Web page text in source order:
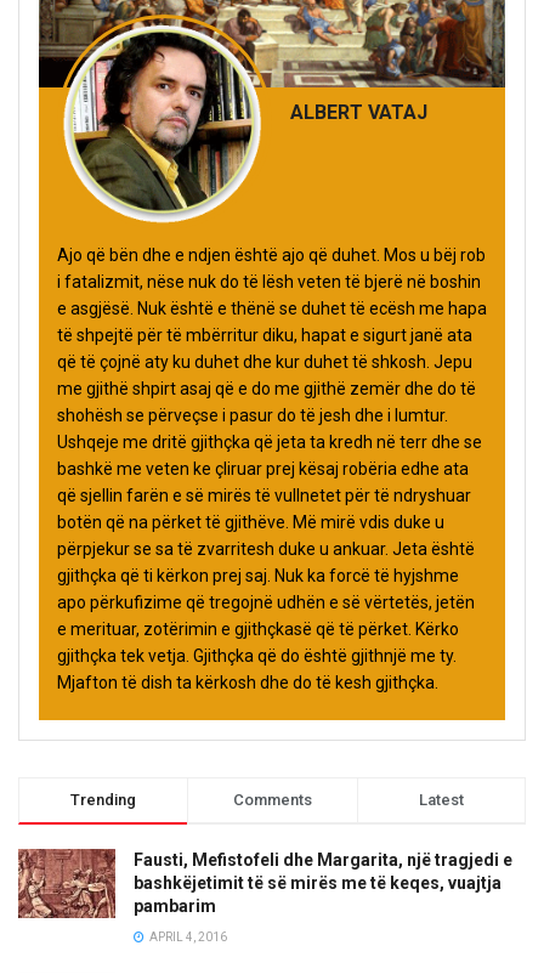
ALBERT VATAJ
Ajo që bën dhe e ndjen është ajo që duhet. Mos u bëj rob
i fatalizmit, nëse nuk do të lësh veten të bjerë në boshin
e asgjësë. Nuk është e thënë se duhet të ecësh me hapa
të shpejtë për të mbërritur diku, hapat e sigurt janë ata
që të çojnë aty ku duhet dhe kur duhet të shkosh. Jepu
me gjithë shpirt asaj që e do me gjithë zemër dhe do të
shohësh se përveçse i pasur do të jesh dhe i lumtur.
Ushqeje me dritë gjithçka që jeta ta kredh në terr dhe se
bashkë me veten ke çliruar prej kësaj robëria edhe ata
që sjellin farën e së mirës të vullnetet për të ndryshuar
botën që na përket të gjithëve. Më mirë vdis duke u
përpjekur se sa të zvarritesh duke u ankuar. Jeta është
gjithçka që ti kërkon prej saj. Nuk ka forcë të hyjshme
apo përkufizime që tregojnë udhën e së vërtetës, jetën
e merituar, zotërimin e gjithçkasë që të përket. Kërko
gjithçka tek vetja. Gjithçka që do është gjithnjë me ty.
Mjafton të dish ta kërkosh dhe do të kesh gjithçka.
Trending Comments Latest
Fausti, Mefistofeli dhe Margarita, një tragjedi e
bashkëjetimit të së mirës me të keqes, vuajtja
pambarim
APRIL 4, 2016